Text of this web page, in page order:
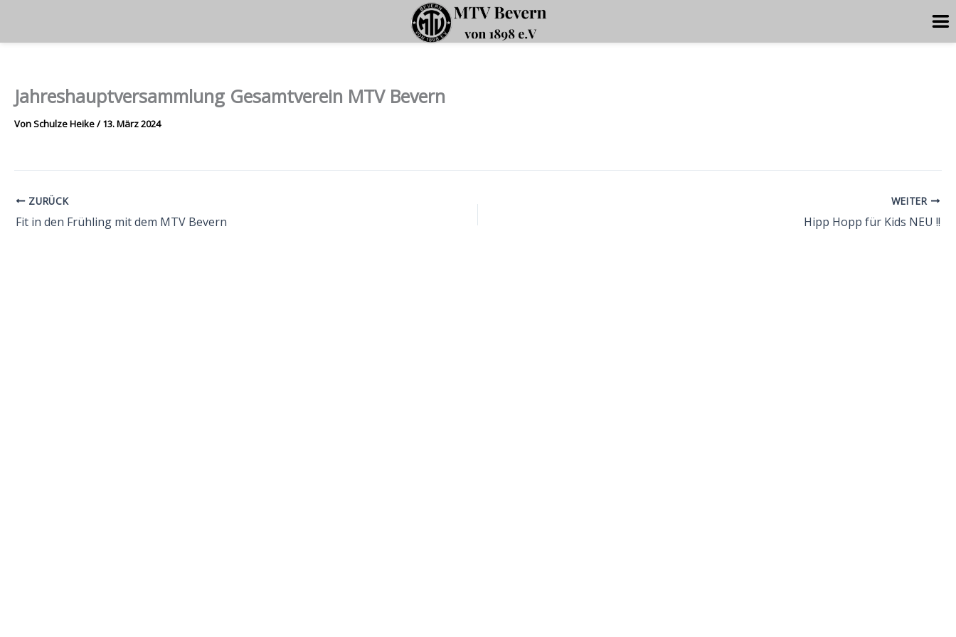
springen
Jahreshauptversammlung Gesamtverein MTV Bevern
VonSchulze Heike/13. März 2024
ZURÜCK
Fit in den Frühling mit dem MTV Bevern
WEITER
Hipp Hopp für Kids NEU !!